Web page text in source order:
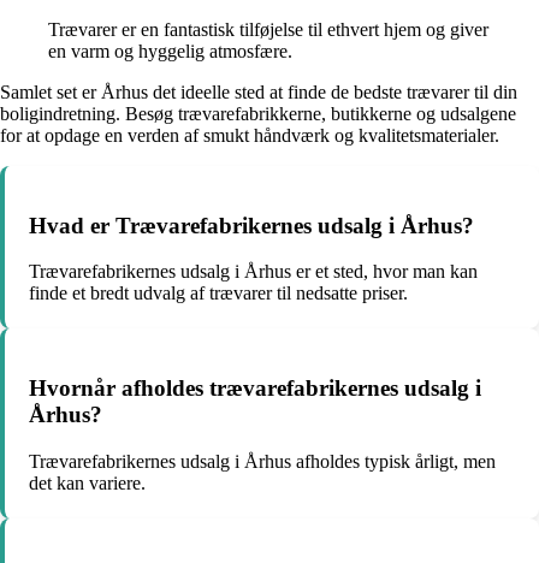
Trævarer er en fantastisk tilføjelse til ethvert hjem og giver
en varm og hyggelig atmosfære.
Samlet set er Århus det ideelle sted at finde de bedste trævarer til din
boligindretning. Besøg trævarefabrikkerne, butikkerne og udsalgene
for at opdage en verden af smukt håndværk og kvalitetsmaterialer.
Hvad er Trævarefabrikernes udsalg i Århus?
Trævarefabrikernes udsalg i Århus er et sted, hvor man kan
finde et bredt udvalg af trævarer til nedsatte priser.
Hvornår afholdes trævarefabrikernes udsalg i
Århus?
Trævarefabrikernes udsalg i Århus afholdes typisk årligt, men
det kan variere.